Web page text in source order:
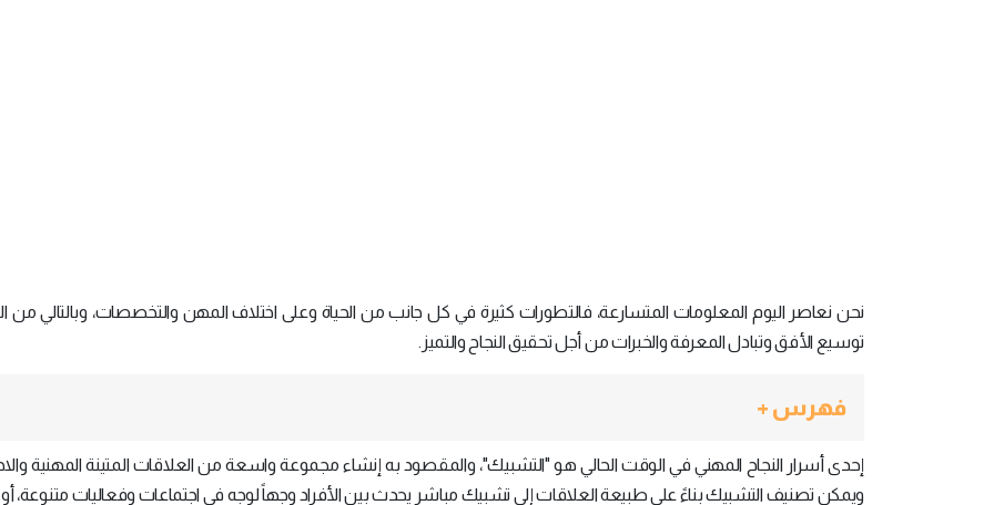
نحن نعاصر اليوم المعلومات المتسارعة، فالتطورات كثيرة في كل جانب من الحياة وعلى اختلاف المهن والتخصصات، وبالتالي من
توسيع الأفق وتبادل المعرفة والخبرات من أجل تحقيق النجاح والتميز.
فهرس +
إحدى أسرار النجاح المهني في الوقت الحالي هو "التشبيك"، والمقصود به إنشاء مجموعة واسعة من العلاقات المتينة المهنية
ويمكن تصنيف التشبيك بناءً على طبيعة العلاقات إلى تشبيك مباشر يحدث بين الأفراد وجهاً لوجه في اجتماعات وفعاليات متنوعة،